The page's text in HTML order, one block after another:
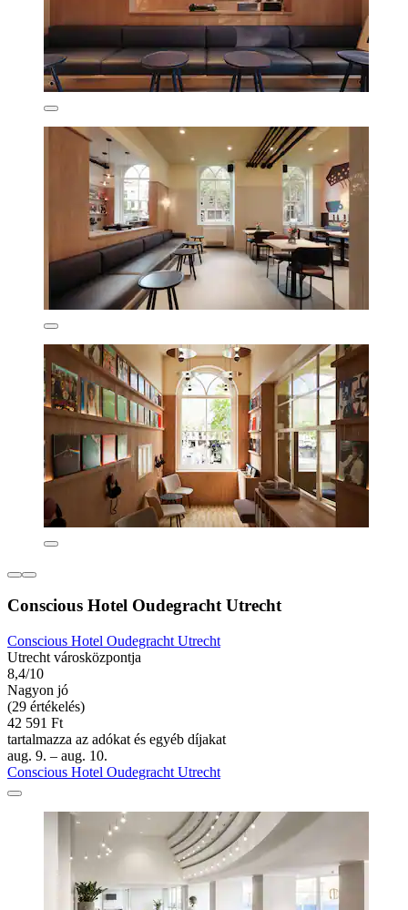
Conscious Hotel Oudegracht Utrecht
Conscious Hotel Oudegracht Utrecht
Utrecht városközpontja
8,4/10
Nagyon jó
(29 értékelés)
42 591 Ft
tartalmazza az adókat és egyéb díjakat
aug. 9. – aug. 10.
Conscious Hotel Oudegracht Utrecht